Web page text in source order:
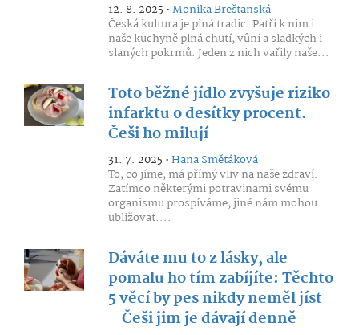
12. 8. 2025 •Monika Brešťanská
Česká kultura je plná tradic. Patří k nim i
naše kuchyně plná chutí, vůní a sladkých i
slaných pokrmů. Jeden z nich vařily naše...
Toto běžné jídlo zvyšuje riziko
infarktu o desítky procent.
Češi ho milují
31. 7. 2025 •Hana Smětáková
To, co jíme, má přímý vliv na naše zdraví.
Zatímco některými potravinami svému
organismu prospíváme, jiné nám mohou
ubližovat....
Dáváte mu to z lásky, ale
pomalu ho tím zabíjíte: Těchto
5 věcí by pes nikdy neměl jíst
– Češi jim je dávají denně